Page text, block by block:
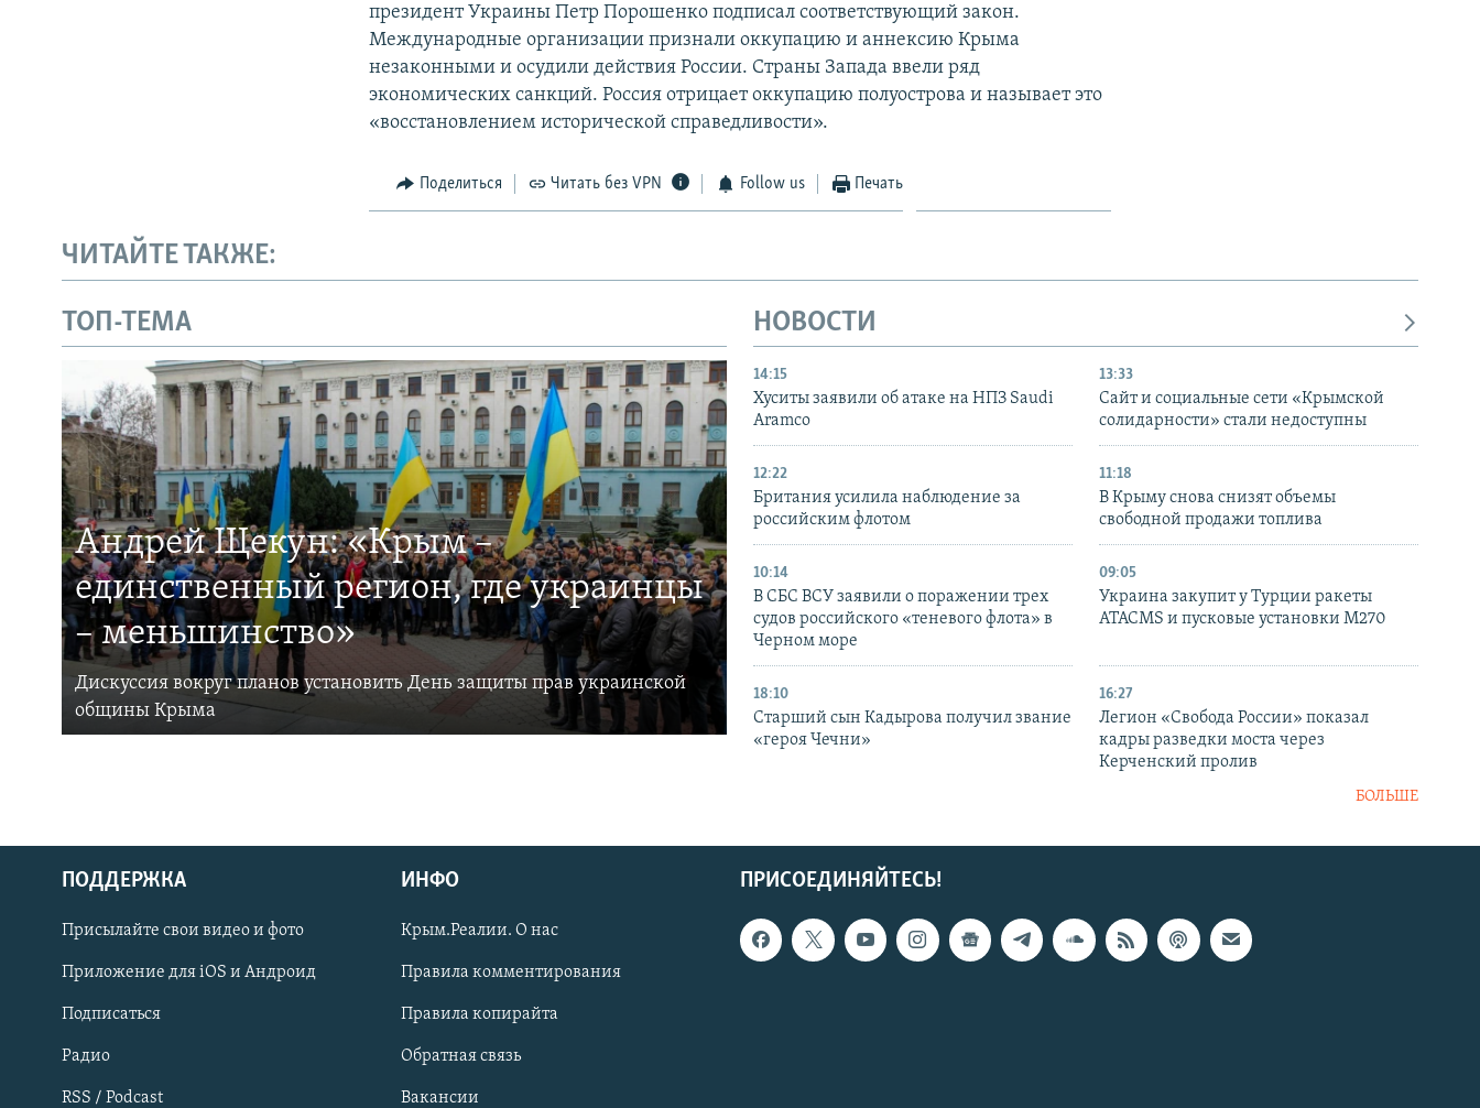
Українською
Qırımtatar
ПРИСОЕДИНЯЙТЕСЬ!
президент Украины Петр Порошенко подписал соответствующий закон.
Международные организации признали оккупацию и аннексию Крыма
незаконными и осудили действия России. Страны Запада ввели ряд
экономических санкций. Россия отрицает оккупацию полуострова и называет это
«восстановлением исторической справедливости».
Поделиться Читать без VPN Follow us Печать
ЧИТАЙТЕ ТАКЖЕ:
ТОП-ТЕМА
Андрей Щекун: «Крым –
единственный регион, где украинцы
– меньшинство»
Дискуссия вокруг планов установить День защиты прав украинской
общины Крыма
НОВОСТИ
14:15
Хуситы заявили об атаке на НПЗ Saudi
Aramco
13:33
Сайт и социальные сети «Крымской
солидарности» стали недоступны
12:22
Британия усилила наблюдение за
российским флотом
11:18
В Крыму снова снизят объемы
свободной продажи топлива
10:14
В СБС ВСУ заявили о поражении трех
судов российского «теневого флота» в
Черном море
09:05
Украина закупит у Турции ракеты
ATACMS и пусковые установки M270
18:10
Старший сын Кадырова получил звание
«героя Чечни»
16:27
Легион «Свобода России» показал
кадры разведки моста через
Керченский пролив
БОЛЬШЕ
ПРИСОЕДИНЯЙТЕСЬ!
ПОДДЕРЖКА
Присылайте свои видео и фото
Приложение для iOS и Андроид
Подписаться
Радио
RSS / Podcast
ИНФО
Крым.Реалии. О нас
Правила комментирования
Правила копирайта
Обратная связь
Вакансии